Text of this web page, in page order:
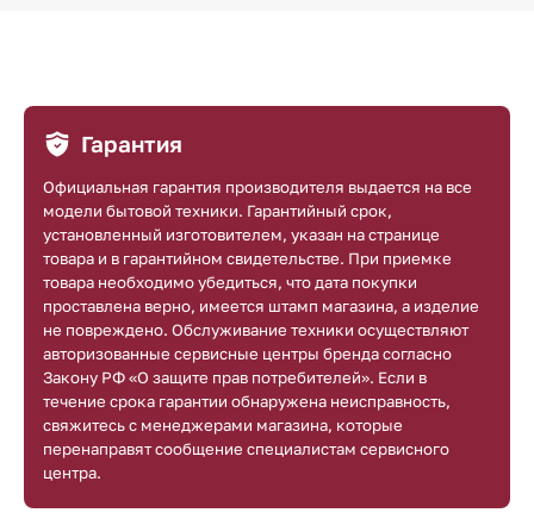
Гарантия
Официальная гарантия производителя выдается на все
модели бытовой техники. Гарантийный срок,
установленный изготовителем, указан на странице
товара и в гарантийном свидетельстве. При приемке
товара необходимо убедиться, что дата покупки
проставлена верно, имеется штамп магазина, а изделие
не повреждено. Обслуживание техники осуществляют
авторизованные сервисные центры бренда согласно
Закону РФ «О защите прав потребителей». Если в
течение срока гарантии обнаружена неисправность,
свяжитесь с менеджерами магазина, которые
перенаправят сообщение специалистам сервисного
центра.